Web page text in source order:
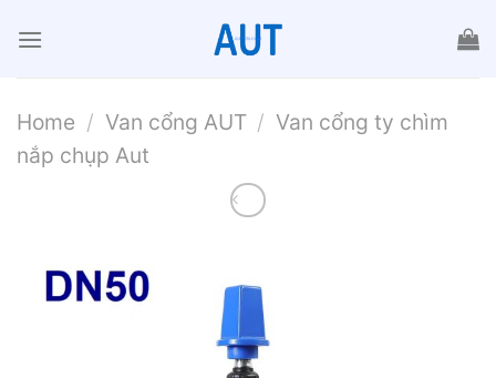
đến
Home / Van cổng AUT / Van cổng ty chìm
nắp chụp Aut